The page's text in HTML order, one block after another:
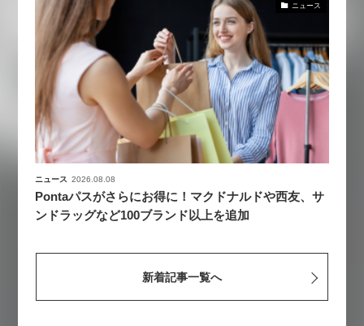
ニュース
ニュース 2026.08.08
Pontaパスがさらにお得に！マクドナルドや西友、サ
ンドラッグなど100ブランド以上を追加
新着記事一覧へ